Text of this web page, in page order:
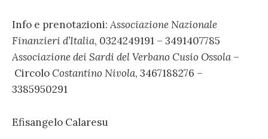
Info e prenotazioni:Associazione Nazionale
Finanzieri d’Italia, 0324249191 – 3491407785
Associazione dei Sardi del Verbano Cusio Ossola –
CircoloCostantino Nivola, 3467188276 –
3385950291
Efisangelo Calaresu